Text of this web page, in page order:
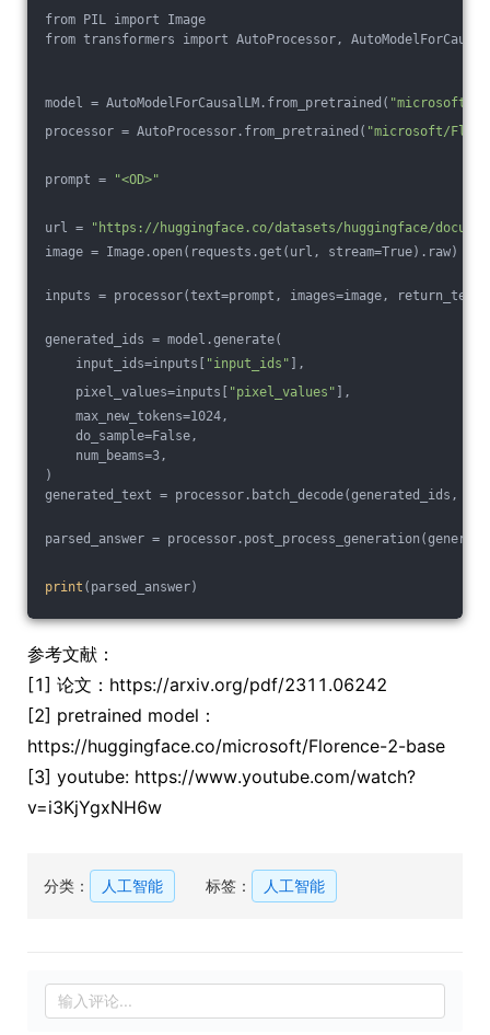
from PIL import Image
from transformers import AutoProcessor,
model = AutoModelForCausalLM.from_pretrained( "microsoft/
processor = AutoProcessor.from_pretrained( "microsoft/
prompt = "<OD>"
url =
"https://huggingface.co/datasets/huggingface/
image = Image.open(requests.get(url, stream=True).raw)
inputs = processor(text=prompt, images=image,
generated_ids = model.generate(
input_ids=inputs[
"input_ids" ],
pixel_values=inputs[
"pixel_values" ],
max_new_tokens=1024,
do_sample=False,
num_beams=3,
)
generated_text = processor.batch_decode(generated_ids,
parsed_answer =
print (parsed_answer)
参考文献：
[1] 论文：https://arxiv.org/pdf/2311.06242
[2] pretrained model：
https://huggingface.co/microsoft/Florence-2-base
[3] youtube: https://www.youtube.com/watch?
v=i3KjYgxNH6w
分类： 人工智能 标签： 人工智能